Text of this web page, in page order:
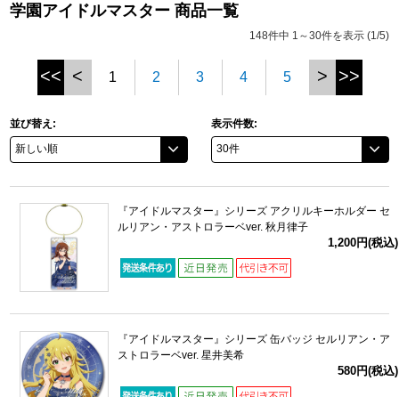
アイドリッシュセブン
モフモフパレード
学園アイドルマスター 商品一覧
148件中 1～30件を表示 (1/5)
<< < 1 2 3 4 5 > >>
並び替え: 表示件数:
『アイドルマスター』シリーズ アクリルキーホルダー セ
ルリアン・アストロラーベver. 秋月律子
1,200円(税込)
『アイドルマスター』シリーズ 缶バッジ セルリアン・ア
ストロラーベver. 星井美希
580円(税込)